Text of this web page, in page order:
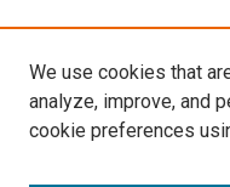
We use cookies that
analyze, improve, and
cookie preferences